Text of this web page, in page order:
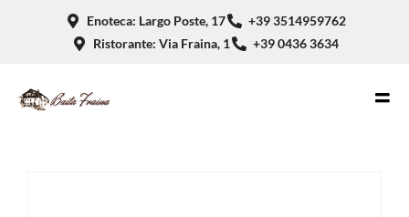
Enoteca: Largo Poste, 17
+39 3514959762
Ristorante: Via Fraina, 1
+39 0436 3634